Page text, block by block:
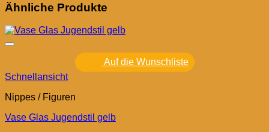
Ähnliche Produkte
Auf die Wunschliste
Schnellansicht
Nippes / Figuren
Vase Glas Jugendstil gelb